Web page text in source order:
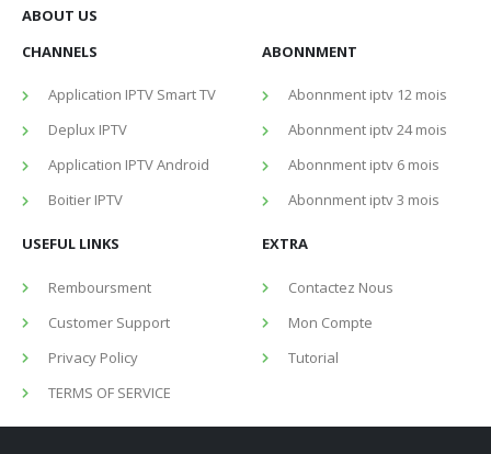
ABOUT US
CHANNELS
Application IPTV Smart TV
Deplux IPTV
Application IPTV Android
Boitier IPTV
ABONNMENT
Abonnment iptv 12 mois
Abonnment iptv 24 mois
Abonnment iptv 6 mois
Abonnment iptv 3 mois
USEFUL LINKS
Remboursment
Customer Support
Privacy Policy
TERMS OF SERVICE
EXTRA
Contactez Nous
Mon Compte
Tutorial